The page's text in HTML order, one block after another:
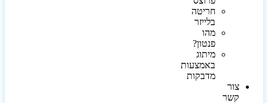
חריטה
בלייזר
מהו
פנטון?
מיתוג
באמצעות
מדבקות
צור
קשר